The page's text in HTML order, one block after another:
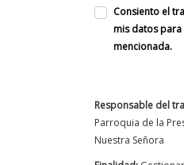
Consiento el
mis datos
mencionada.
Responsable del
Parroquia de la
Nuestra Señora